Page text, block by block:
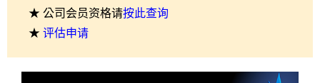
★ 公司会员资格请按此查询
★ 评估申请